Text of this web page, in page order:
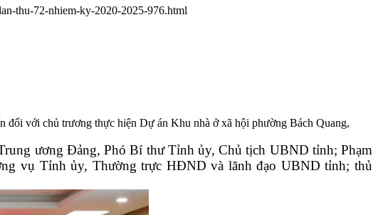
thu-72-nhiem-ky-2020-2025-976.html
với chủ trương thực hiện Dự án Khu nhà ở xã hội phường Bách Quang,
ương Đảng, Phó Bí thư Tỉnh ủy, Chủ tịch UBND tỉnh; Phạm
vụ Tỉnh ủy, Thường trực HĐND và lãnh đạo UBND tỉnh; thủ